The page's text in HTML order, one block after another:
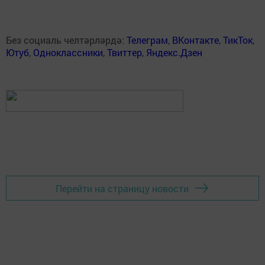
Без социаль челтәрләрдә: Телеграм, ВКонтакте,ТикТок,
Ютуб, Одноклассники,Твиттер, Яндекс.Дзен
Перейти на страницу новости